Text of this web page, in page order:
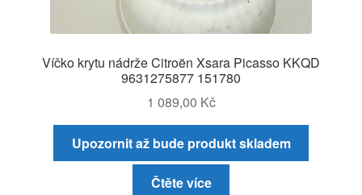
Víčko krytu nádrže Citroën Xsara Picasso KKQD
9631275877 151780
1 089,00 Kč
Upozornit až bude produkt skladem
Čtěte více